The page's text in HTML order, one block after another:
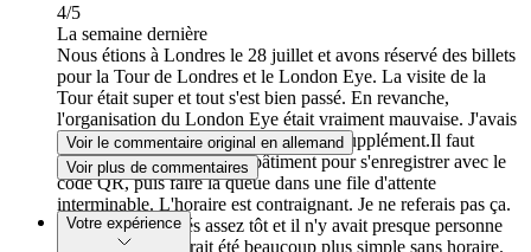
4/5
La semaine dernière
Nous étions à Londres le 28 juillet et avons réservé des billets
pour la Tour de Londres et le London Eye. La visite de la
Tour était super et tout s'est bien passé. En revanche,
l'organisation du London Eye était vraiment mauvaise. J'avais
réservé un créneau horaire et payé un supplément.Il faut
d'abord se rendre dans un bâtiment pour s'enregistrer avec le
code QR, puis faire la queue dans une file d'attente
interminable. L'horaire est contraignant. Je ne referais pas ça.
Nous étions arrivés assez tôt et il n'y avait presque personne
sur place ; cela aurait été beaucoup plus simple sans horaire.
Voir le commentaire original en allemand
Voir plus de commentaires
Votre expérience